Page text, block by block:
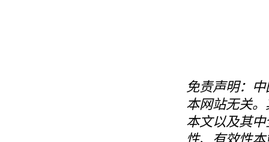
免责声明：
本网站无关
本文以及其